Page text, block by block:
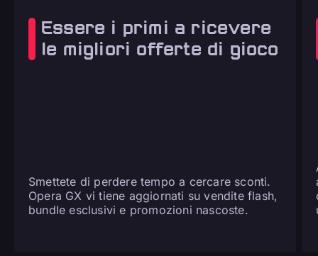
Essere i primi a ricevere
le migliori offerte di gioco
Smettete di perdere tempo a cercare sconti.
Opera GX vi tiene aggiornati su vendite flash,
bundle esclusivi e promozioni nascoste.